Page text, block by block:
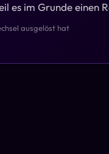
es im Grunde einen
ausgelöst hat